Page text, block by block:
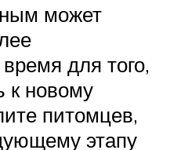
может
для того,
к новому
питомцев,
этапу